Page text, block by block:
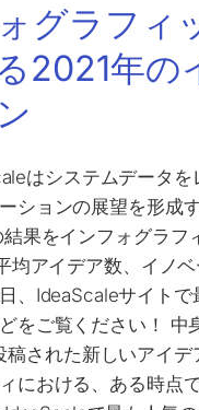
グラフィ
2021年の
はシステムデータを
ションの展望を形成
果をインフォグラフ
均アイデア数、イノ
、IdeaScaleサイトで
をご覧ください！ 中
稿された新しいアイデ
における、ある時点